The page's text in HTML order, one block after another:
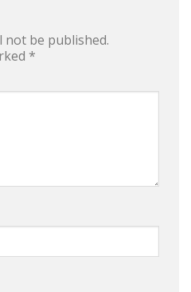
not be published.
*